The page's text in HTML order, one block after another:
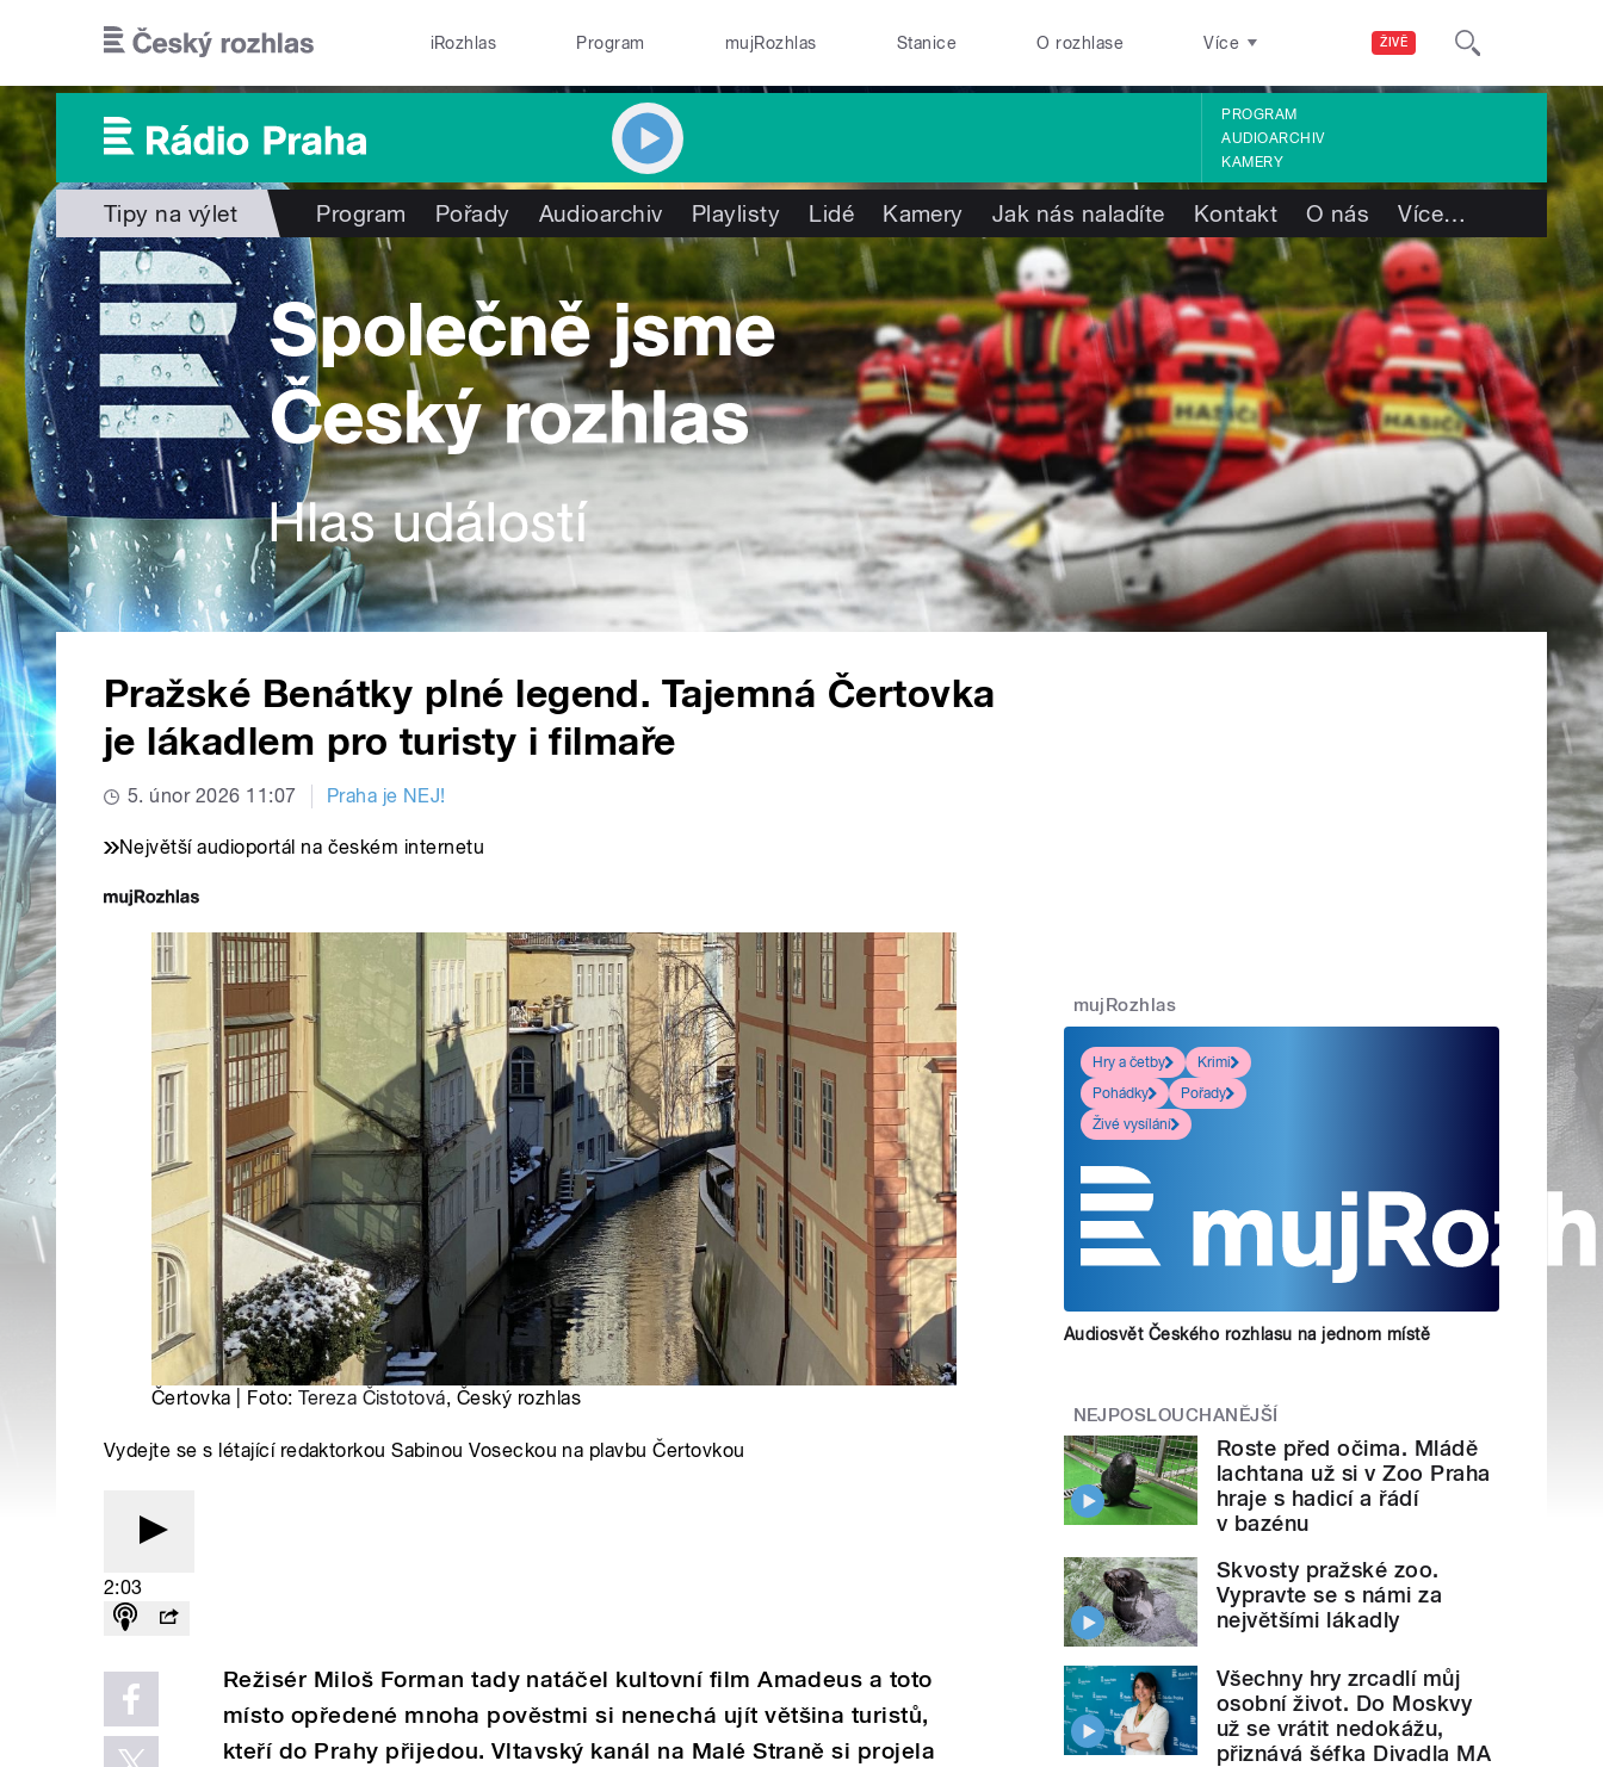
ŽIVĚ
iRozhlas Program mujRozhlas Stanice O rozhlase Více
PROGRAM
AUDIOARCHIV
KAMERY
Tipy na výlet Program Pořady Audioarchiv Playlisty Lidé Kamery Jak nás naladíte Kontakt O nás Více…
Pražské Benátky plné legend. Tajemná Čertovka
je lákadlem pro turisty i filmaře
5. únor 2026 11:07 Praha je NEJ!
Největší audioportál na českém internetu
Čertovka | Foto:Tereza Čistotová, Český rozhlas
Vydejte se s létající redaktorkou Sabinou Voseckou na plavbu Čertovkou
2:03
Režisér Miloš Forman tady natáčel kultovní film Amadeus a toto
místo opředené mnoha pověstmi si nenechá ujít většina turistů,
kteří do Prahy přijedou. Vltavský kanál na Malé Straně si projela
mujRozhlas
Hry a četby
Krimi
Pohádky
Pořady
Živé vysílání
Audiosvět Českého rozhlasu na jednom místě
NEJPOSLOUCHANĚJŠÍ
Roste před očima. Mládě
lachtana už si v Zoo Praha
hraje s hadicí a řádí
v bazénu
Skvosty pražské zoo.
Vypravte se s námi za
největšími lákadly
Všechny hry zrcadlí můj
osobní život. Do Moskvy
už se vrátit nedokážu,
přiznává šéfka Divadla MA